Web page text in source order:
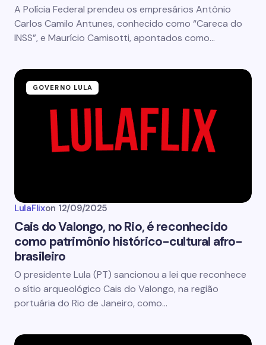
A Polícia Federal prendeu os empresários Antônio
Carlos Camilo Antunes, conhecido como “Careca do
INSS”, e Maurício Camisotti, apontados como…
GOVERNO LULA
LulaFlixon 12/09/2025
Cais do Valongo, no Rio, é reconhecido
como patrimônio histórico-cultural afro-
brasileiro
O presidente Lula (PT) sancionou a lei que reconhece
o sítio arqueológico Cais do Valongo, na região
portuária do Rio de Janeiro, como…